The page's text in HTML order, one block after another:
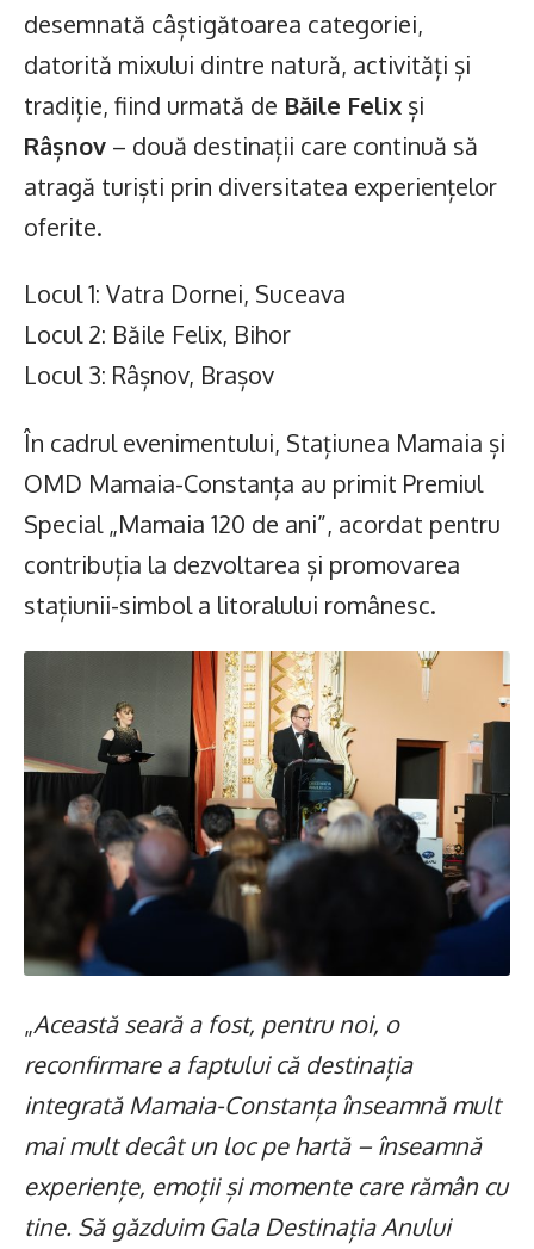
desemnată câștigătoarea categoriei,
datorită mixului dintre natură, activități și
tradiție, fiind urmată de Băile Felix și
Râșnov – două destinații care continuă să
atragă turiști prin diversitatea experiențelor
oferite.
Locul 1: Vatra Dornei, Suceava
Locul 2: Băile Felix, Bihor
Locul 3: Râșnov, Brașov
În cadrul evenimentului, Stațiunea Mamaia și
OMD Mamaia-Constanța au primit Premiul
Special „Mamaia 120 de ani”, acordat pentru
contribuția la dezvoltarea și promovarea
stațiunii-simbol a litoralului românesc.
„Această seară a fost, pentru noi, o
reconfirmare a faptului că destinația
integrată Mamaia-Constanța înseamnă mult
mai mult decât un loc pe hartă – înseamnă
experiențe, emoții și momente care rămân cu
tine. Să găzduim Gala Destinația Anului